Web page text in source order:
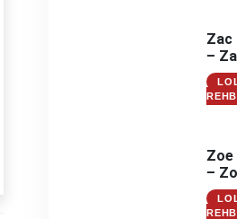
Zac
–
–
Zoe
–
–